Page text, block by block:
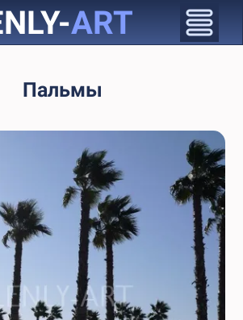
ART
Пальмы